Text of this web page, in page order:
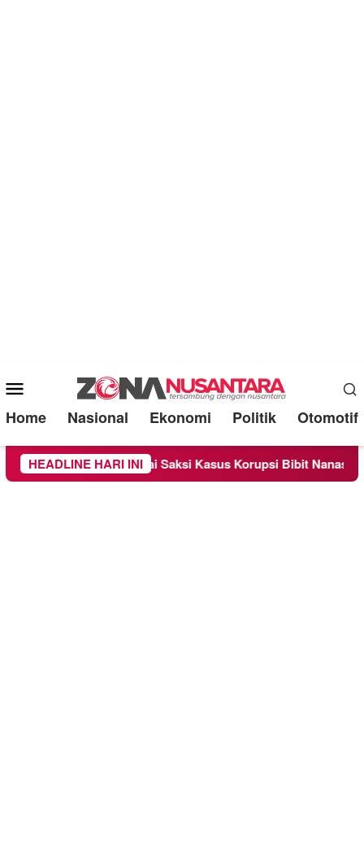
Mobile
Menu
Home Nasional Ekonomi Politik Otomotif
HEADLINE HARI INI
Sebagai Saksi Kasus Korupsi Bibit Nanas Sulsel Rp